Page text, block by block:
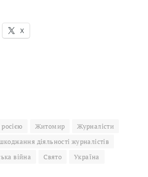
X
Житомир
Журналісти
діяльності журналістів
війна
Свято Україна